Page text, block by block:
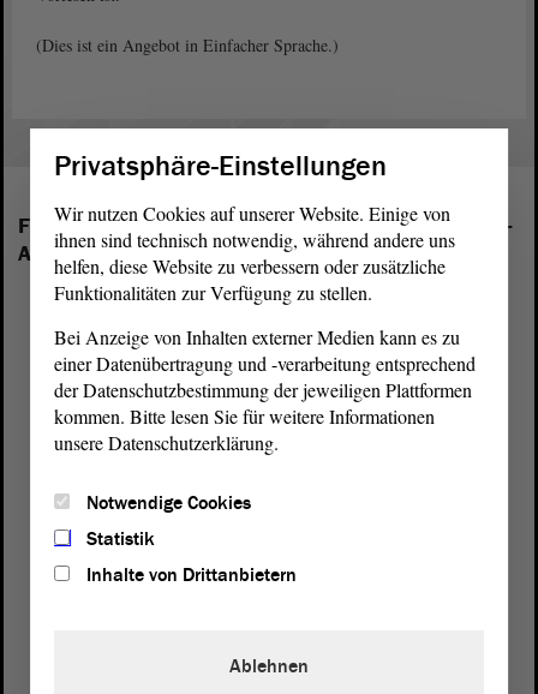
(Dies ist ein Angebot in Einfacher Sprache.)
Folgende Fraktionen sind im Landtag von Sachsen-
Anhalt vertreten:
Privatsphäre-Einstellungen
Wir nutzen Cookies auf unserer Website. Einige von
ihnen sind technisch notwendig, während andere uns
helfen, diese Website zu verbessern oder zusätzliche
Funktionalitäten zur Verfügung zu stellen.
Bei Anzeige von Inhalten externer Medien kann es zu
einer Datenübertragung und -verarbeitung entsprechend
der Datenschutzbestimmung der jeweiligen Plattformen
kommen. Bitte lesen Sie für weitere Informationen
unsere Datenschutzerklärung.
Notwendige Cookies
Statistik
Inhalte von Drittanbietern
Ablehnen